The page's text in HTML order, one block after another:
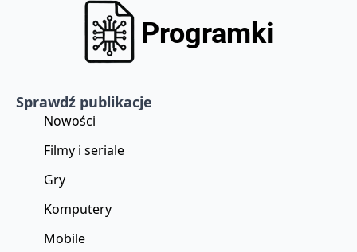
Sprawdź publikacje
Nowości
Filmy i seriale
Gry
Komputery
Mobile